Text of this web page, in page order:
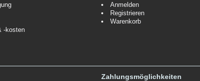
-kosten
Anmelden
Registrieren
Warenkorb
Zahlungsmöglichkeiten